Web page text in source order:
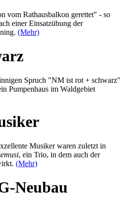
vom Rathausbalkon gerettet" - so
einer Einsatzübung der
(Mehr)
Spruch "NM ist rot + schwarz"
Pumpenhaus im Waldgebiet
Musiker waren zuletzt in
, ein Trio, in dem auch der
(Mehr)
Neubau